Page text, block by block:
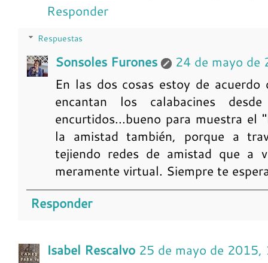
Responder
Respuestas
Sonsoles Furones
24 de mayo
En las dos cosas estoy de
encantan los calabacines
encurtidos...bueno para muestra el
la amistad también, porque a
tejiendo redes de amistad que a
meramente virtual. Siempre te
Responder
Isabel Rescalvo 25 de mayo de 2015,